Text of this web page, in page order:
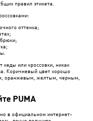
правил этикета.
оттенка;
или кроссовки, никак
Коричневый цвет хорошо
оранжевым, желтым, черным,
PUMA
в официальном интернет-